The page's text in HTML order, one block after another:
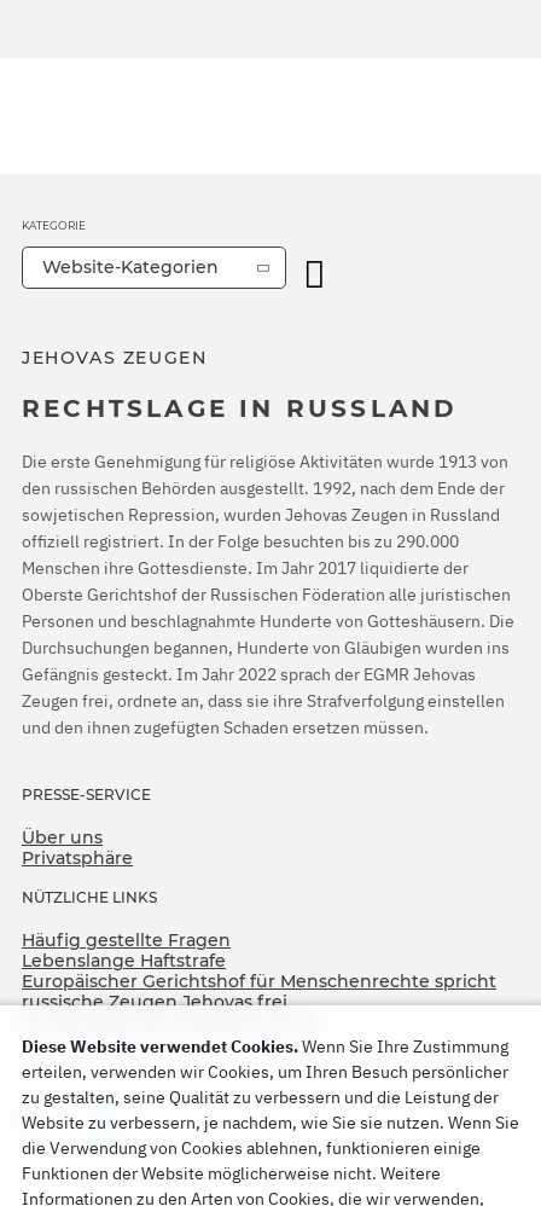
JEHOVAS ZEUGEN
RECHTSLAGE IN RUSSLAND
Die erste Genehmigung für religiöse Aktivitäten wurde 1913 von
den russischen Behörden ausgestellt. 1992, nach dem Ende der
sowjetischen Repression, wurden Jehovas Zeugen in Russland
offiziell registriert. In der Folge besuchten bis zu 290.000
Menschen ihre Gottesdienste. Im Jahr 2017 liquidierte der
Oberste Gerichtshof der Russischen Föderation alle juristischen
Personen und beschlagnahmte Hunderte von Gotteshäusern. Die
Durchsuchungen begannen, Hunderte von Gläubigen wurden ins
Gefängnis gesteckt. Im Jahr 2022 sprach der EGMR Jehovas
Zeugen frei, ordnete an, dass sie ihre Strafverfolgung einstellen
und den ihnen zugefügten Schaden ersetzen müssen.
PRESSE-SERVICE
Über uns
Privatsphäre
NÜTZLICHE LINKS
Häufig gestellte Fragen
Lebenslange Haftstrafe
Europäischer Gerichtshof für Menschenrechte spricht
russische Zeugen Jehovas frei
KATEGORIE
Website-Kategorien
Diese Website verwendet Cookies.Wenn Sie Ihre Zustimmung
erteilen, verwenden wir Cookies, um Ihren Besuch persönlicher
zu gestalten, seine Qualität zu verbessern und die Leistung der
Website zu verbessern, je nachdem, wie Sie sie nutzen. Wenn Sie
die Verwendung von Cookies ablehnen, funktionieren einige
Funktionen der Website möglicherweise nicht. Weitere
Informationen zu den Arten von Cookies, die wir verwenden,